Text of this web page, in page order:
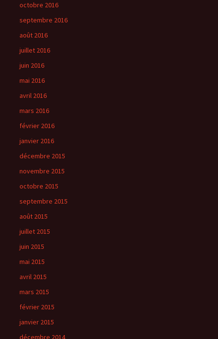
octobre 2016
septembre 2016
août 2016
juillet 2016
juin 2016
mai 2016
avril 2016
mars 2016
février 2016
janvier 2016
décembre 2015
novembre 2015
octobre 2015
septembre 2015
août 2015
juillet 2015
juin 2015
mai 2015
avril 2015
mars 2015
février 2015
janvier 2015
décembre 2014